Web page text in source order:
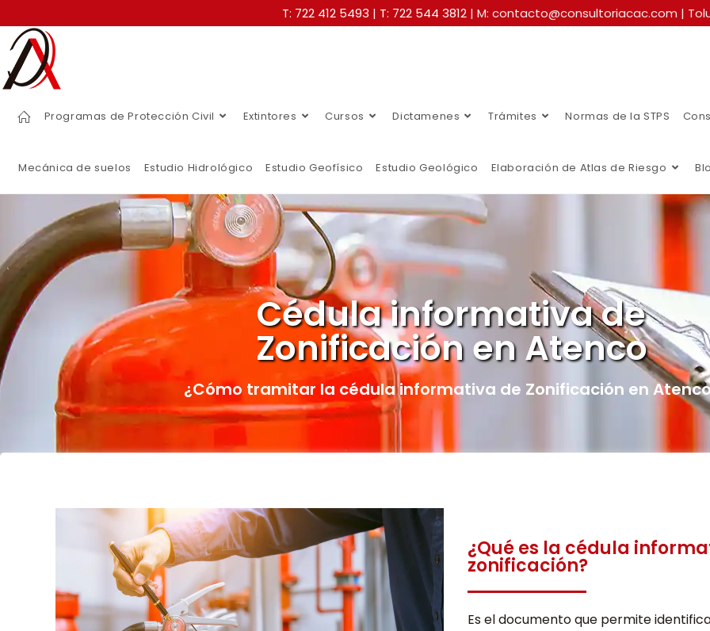
T: 722 412 5493 | T: 722 544 3812 | M: contacto@consultoriacac.com |
Programas de Protección Civil Extintores Cursos Dictamenes Trámites Normas de la STPS
Mecánica de suelos Estudio Hidrológico Estudio Geofísico Estudio Geológico Elaboración de Atlas de Riesgo
Cédula informativa de
Zonificación en Atenco
¿Cómo tramitar la cédula informativa de Zonificación en
¿Qué es la cédula
zonificación?
Es el documento que permite